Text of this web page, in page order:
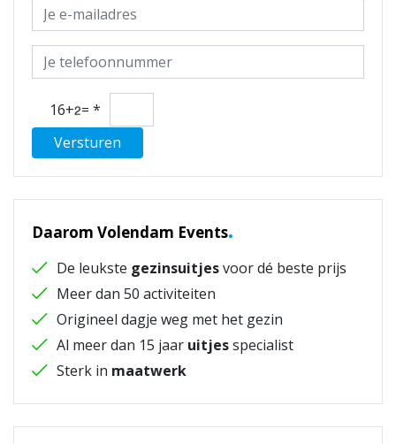
16+ = *
Versturen
Daarom Volendam Events.
De leukste gezinsuitjesvoor dé beste prijs
Meer dan 50 activiteiten
Origineel dagje weg met het gezin
Al meer dan 15 jaar uitjesspecialist
Sterk in maatwerk